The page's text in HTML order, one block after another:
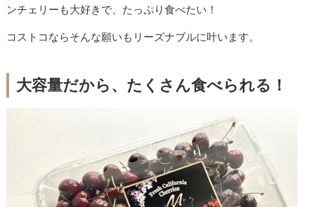
ンチェリーも大好きで、たっぷり食べたい！
コストコならそんな願いもリーズナブルに叶います。
大容量だから、たくさん食べられる！